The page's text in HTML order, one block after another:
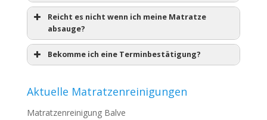
Reicht es nicht wenn ich meine Matratze
absauge?
Bekomme ich eine Terminbestätigung?
Aktuelle Matratzenreinigungen
Matratzenreinigung Balve